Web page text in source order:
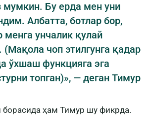
мумкин. Бу ерда мен уни
Албатта, ботлар бор,
менга унчалик қулай
чоп этилгунга қадар
ўхшаш функцияга эга
топган)», — деган Тимур
борасида ҳам Тимур шу фикрда.